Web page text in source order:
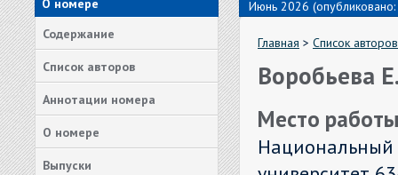
О номере
Содержание
Список авторов
Аннотации номера
О номере
Выпуски
Июнь 2026
Главная > Список авторов
Воробьева
Место
Национальный